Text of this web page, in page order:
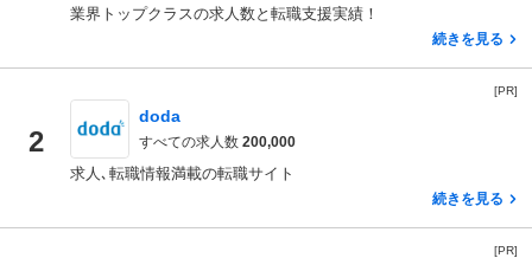
業界トップクラスの求人数と転職支援実績！
続きを見る
[PR]
2
doda
すべての求人数 200,000
求人､転職情報満載の転職サイト
続きを見る
[PR]